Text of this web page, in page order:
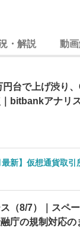
・解説 動
台で上げ渋り、
bitbankアナリ
最新】仮想通貨取
（8/7）｜スペ
庁の規制対応の